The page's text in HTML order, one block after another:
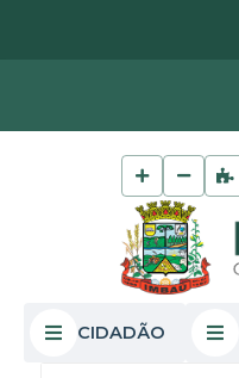
CIDADÃO